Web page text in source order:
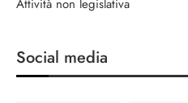
Attività non legislativa
Social media